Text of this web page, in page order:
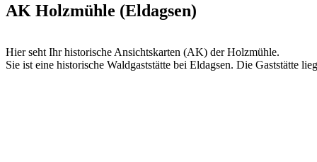
AK Holzmühle (Eldagsen)
Hier seht Ihr historische Ansichtskarten (AK) der Holzmühle.
Sie ist eine historische Waldgaststätte bei Eldagsen. Die Gaststätte